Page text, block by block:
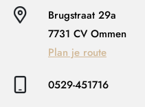
Brugstraat 29a
7731 CV Ommen
Plan je route
0529-451716